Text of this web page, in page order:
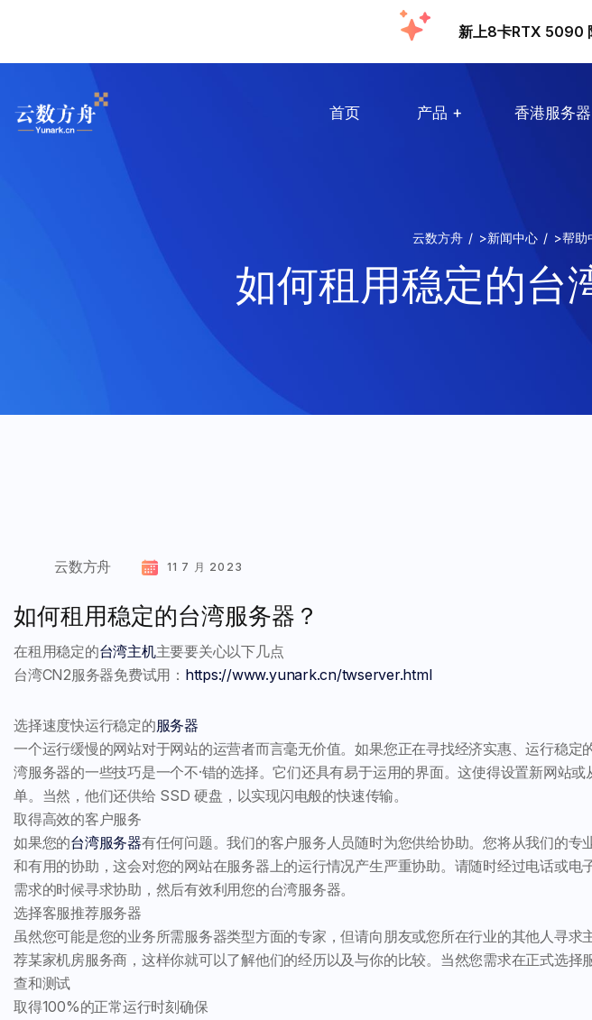
新上8卡RTX 5090
首页 产品 香港服务器
云数方舟 >新闻中心 >帮助
如何租用稳定的台
云数方舟 11 7 月 2023
如何租用稳定的台湾服务器？
在租用稳定的台湾主机主要要关心以下几点
台湾CN2服务器免费试用： https://www.yunark.cn/twserver.html
选择速度快运行稳定的服务器
一个运行缓慢的网站对于网站的运营者而言毫无价值。如果您正在寻找经济实惠、运行稳定
湾服务器的一些技巧是一个不·错的选择。它们还具有易于运用的界面。这使得设置新网站
单。当然，他们还供给 SSD 硬盘，以实现闪电般的快速传输。
取得高效的客户服务
如果您的台湾服务器有任何问题。我们的客户服务人员随时为您供给协助。您将从我们的专
和有用的协助，这会对您的网站在服务器上的运行情况产生严重协助。请随时经过电话或
需求的时候寻求协助，然后有效利用您的台湾服务器。
选择客服推荐服务器
虽然您可能是您的业务所需服务器类型方面的专家，但请向朋友或您所在行业的其他人寻求
荐某家机房服务商，这样你就可以了解他们的经历以及与你的比较。当然您需求在正式选择
查和测试
取得100%的正常运行时刻确保